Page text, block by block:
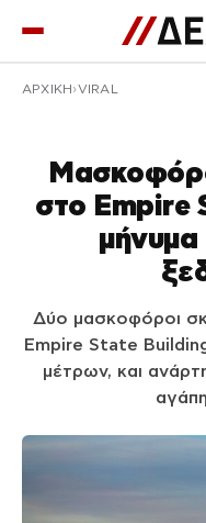
ΑΡΧΙΚΉ VIRAL
στο Empire
Δύο μασκοφόροι
Empire State
μέτρων, και